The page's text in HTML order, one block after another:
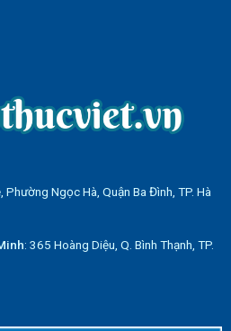
Phường Ngọc Hà, Quận Ba Đình, TP. Hà
: 365 Hoàng Diệu, Q. Bình Thạnh, TP.